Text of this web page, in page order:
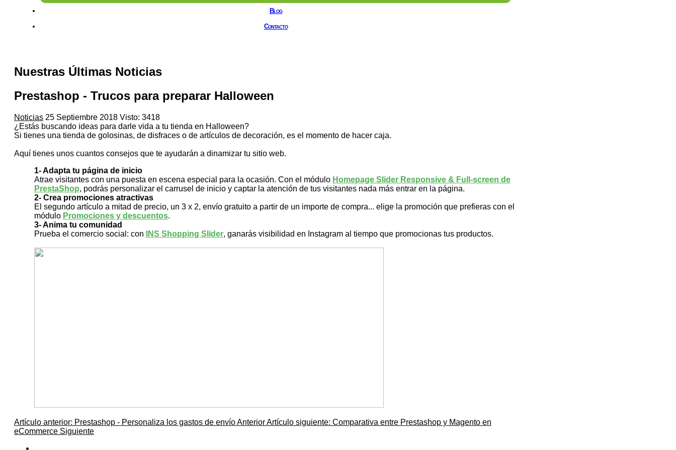
Blog
Contacto
Nuestras Últimas Noticias
Prestashop - Trucos para preparar Halloween
Noticias 25 Septiembre 2018 Visto: 3418
¿Estás buscando ideas para darle vida a tu tienda en Halloween?
Si tienes una tienda de golosinas, de disfraces o de artículos de decoración, es el momento de hacer caja.
Aquí tienes unos cuantos consejos que te ayudarán a dinamizar tu sitio web.
1- Adapta tu página de inicio
Atrae visitantes con una puesta en escena especial para la ocasión. Con el módulo Homepage Slider Responsive & Full-screen de
PrestaShop, podrás personalizar el carrusel de inicio y captar la atención de tus visitantes nada más entrar en la página.
2- Crea promociones atractivas
El segundo artículo a mitad de precio, un 3 x 2, envío gratuito a partir de un importe de compra... elige la promoción que prefieras con el
módulo Promociones y descuentos.
3- Anima tu comunidad
Prueba el comercio social: con
INS Shopping Slider, ganarás visibilidad en Instagram al tiempo que promocionas tus productos.
Artículo anterior: Prestashop - Personaliza los gastos de envíoAnteriorArtículo siguiente: Comparativa entre Prestashop y Magento en
eCommerce Siguiente